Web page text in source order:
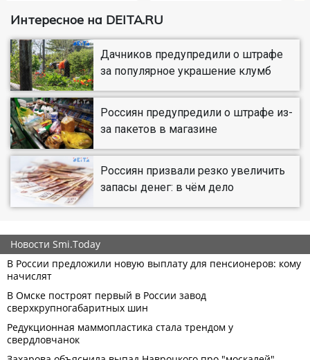
Интересное на DEITA.RU
Дачников предупредили о штрафе
за популярное украшение клумб
Россиян предупредили о штрафе из-
за пакетов в магазине
Россиян призвали резко увеличить
запасы денег: в чём дело